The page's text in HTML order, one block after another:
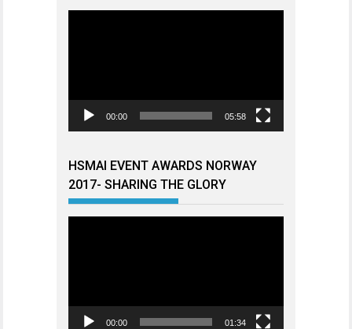
00:00 05:58
HSMAI EVENT AWARDS NORWAY
2017- SHARING THE GLORY
00:00 01:34